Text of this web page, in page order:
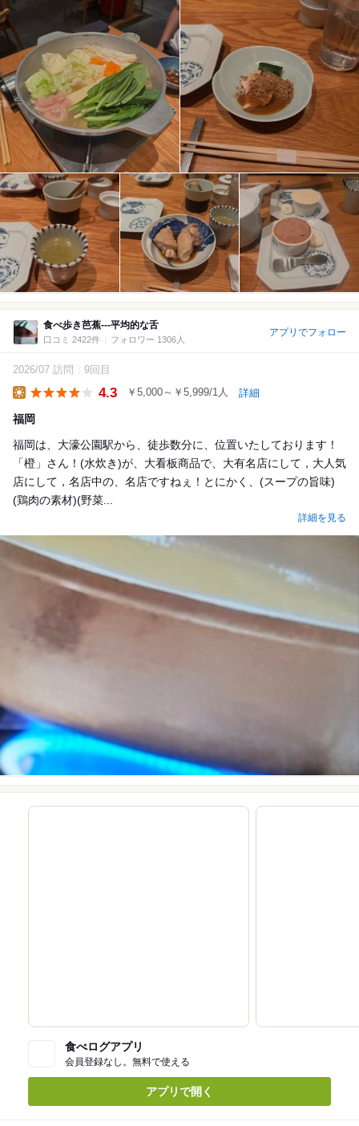
食べ歩き芭蕉---平均的な舌
口コミ 2422件 フォロワー 1306人
アプリでフォロー
2026/07 訪問 9回目
4.3 ￥5,000～￥5,999/1人 詳細
福岡
福岡は、大濠公園駅から、徒歩数分に、位置いたしております！
「橙」さん！(水炊き)が、大看板商品で、大有名店にして，大人気
店にして，名店中の、名店ですねぇ！とにかく、(スープの旨味)
(鶏肉の素材)(野菜...
詳細を見る
食べログアプリ
会員登録なし。無料で使える
アプリで開く